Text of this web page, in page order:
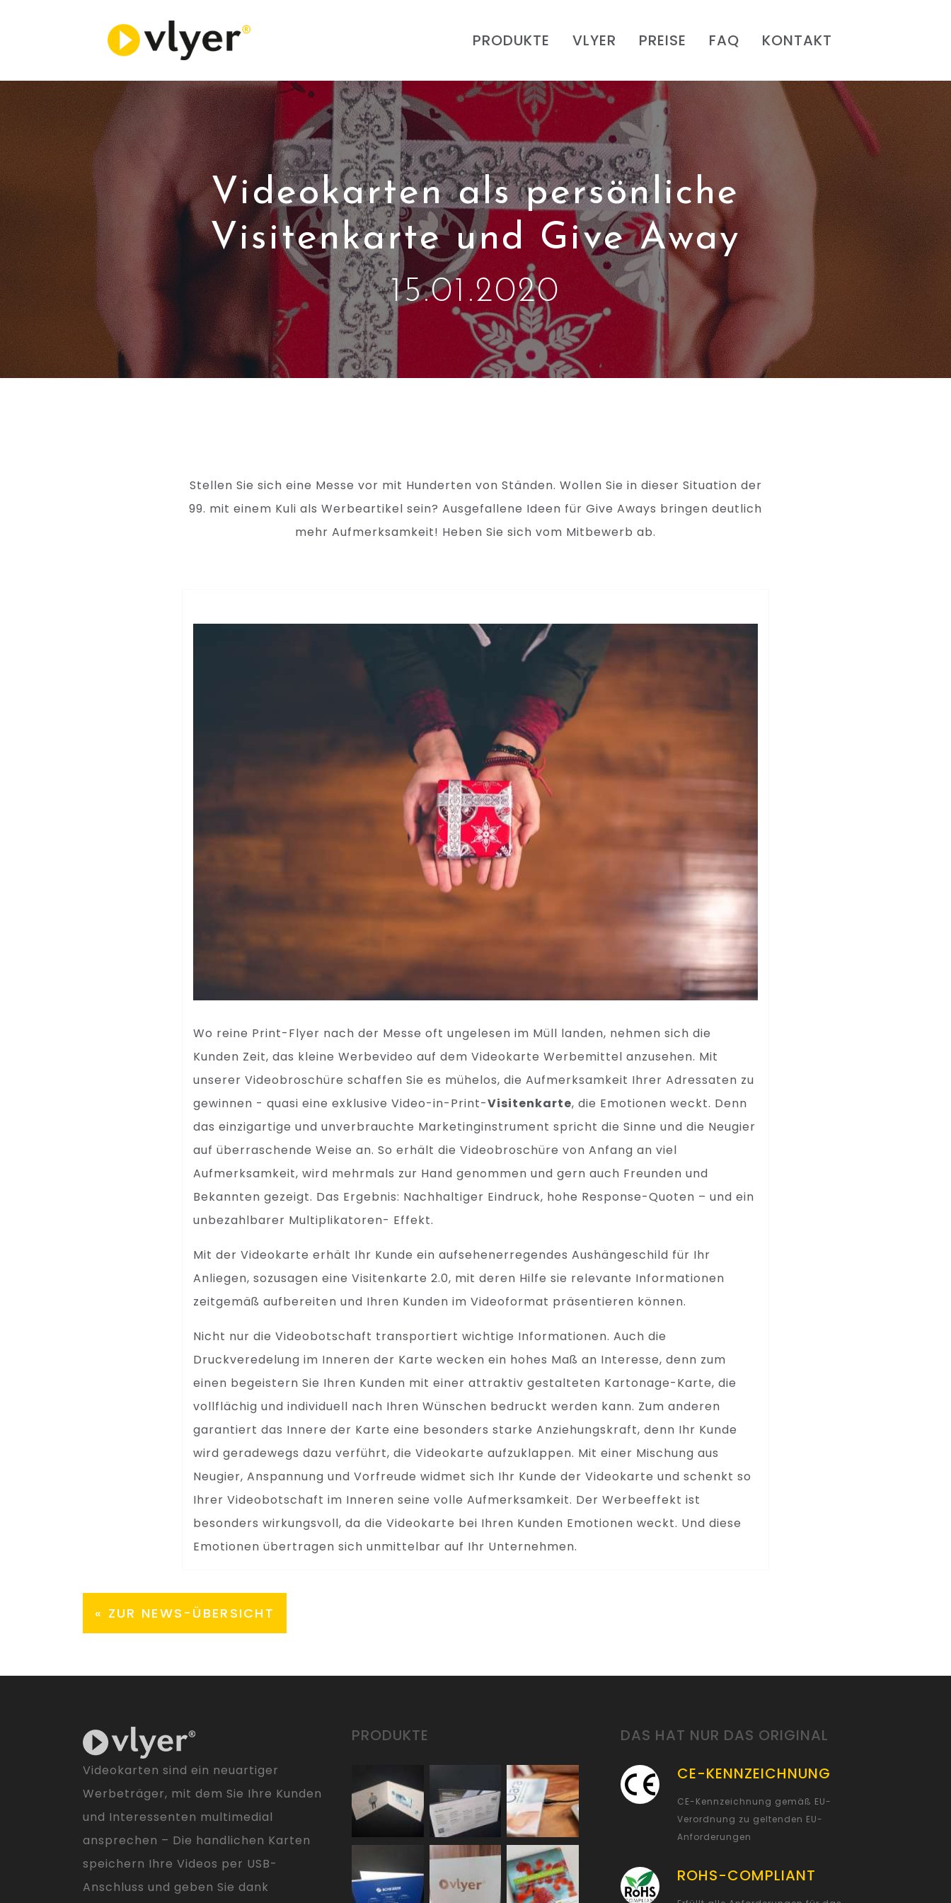
PRODUKTE VLYER PREISE FAQ KONTAKT
Videokarten als persönliche
Visitenkarte und Give Away
15.01.2020
Stellen Sie sich eine Messe vor mit Hunderten von Ständen. Wollen Sie in dieser Situation der
99. mit einem Kuli als Werbeartikel sein? Ausgefallene Ideen für Give Aways bringen deutlich
mehr Aufmerksamkeit! Heben Sie sich vom Mitbewerb ab.
Wo reine Print-Flyer nach der Messe oft ungelesen im Müll landen, nehmen sich die
Kunden Zeit, das kleine Werbevideo auf dem Videokarte Werbemittel anzusehen. Mit
unserer Videobroschüre schaffen Sie es mühelos, die Aufmerksamkeit Ihrer Adressaten zu
gewinnen - quasi eine exklusive Video-in-Print-Visitenkarte, die Emotionen weckt. Denn
das einzigartige und unverbrauchte Marketinginstrument spricht die Sinne und die Neugier
auf überraschende Weise an. So erhält die Videobroschüre von Anfang an viel
Aufmerksamkeit, wird mehrmals zur Hand genommen und gern auch Freunden und
Bekannten gezeigt. Das Ergebnis: Nachhaltiger Eindruck, hohe Response-Quoten – und ein
unbezahlbarer Multiplikatoren- Effekt.
Mit der Videokarte erhält Ihr Kunde ein aufsehenerregendes Aushängeschild für Ihr
Anliegen, sozusagen eine Visitenkarte 2.0, mit deren Hilfe sie relevante Informationen
zeitgemäß aufbereiten und Ihren Kunden im Videoformat präsentieren können.
Nicht nur die Videobotschaft transportiert wichtige Informationen. Auch die
Druckveredelung im Inneren der Karte wecken ein hohes Maß an Interesse, denn zum
einen begeistern Sie Ihren Kunden mit einer attraktiv gestalteten Kartonage-Karte, die
vollflächig und individuell nach Ihren Wünschen bedruckt werden kann. Zum anderen
garantiert das Innere der Karte eine besonders starke Anziehungskraft, denn Ihr Kunde
wird geradewegs dazu verführt, die Videokarte aufzuklappen. Mit einer Mischung aus
Neugier, Anspannung und Vorfreude widmet sich Ihr Kunde der Videokarte und schenkt so
Ihrer Videobotschaft im Inneren seine volle Aufmerksamkeit. Der Werbeeffekt ist
besonders wirkungsvoll, da die Videokarte bei Ihren Kunden Emotionen weckt. Und diese
Emotionen übertragen sich unmittelbar auf Ihr Unternehmen.
« ZUR NEWS-ÜBERSICHT
Videokarten sind ein neuartiger
Werbeträger, mit dem Sie Ihre Kunden
und Interessenten multimedial
ansprechen – Die handlichen Karten
speichern Ihre Videos per USB-
Anschluss und geben Sie dank
PRODUKTE
DAS HAT NUR DAS ORIGINAL
CE-KENNZEICHNUNG
CE-Kennzeichnung gemäß EU-
Verordnung zu geltenden EU-
Anforderungen
ROHS-COMPLIANT